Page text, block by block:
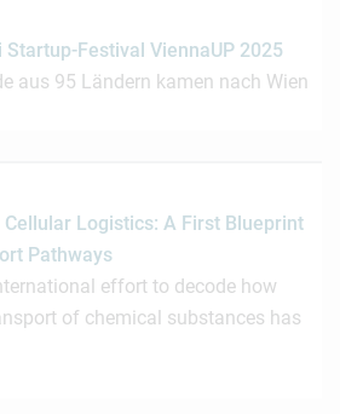
Festival ViennaUP 2025
aus 95 Ländern kamen nach Wien
Logistics: A First Blueprint
Pathways
effort to decode how
of chemical substances has